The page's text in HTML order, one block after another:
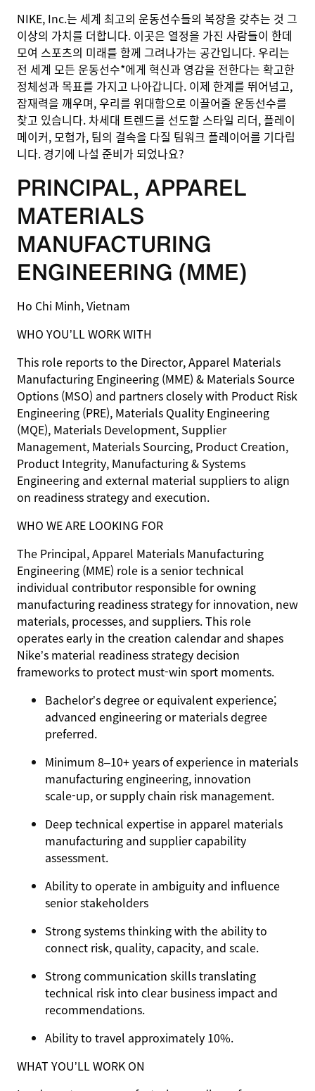
NIKE, Inc.는 세계 최고의 운동선수들의 복장을 갖추는 것 그
이상의 가치를 더합니다. 이곳은 열정을 가진 사람들이 한데
모여 스포츠의 미래를 함께 그려나가는 공간입니다. 우리는
전 세계 모든 운동선수*에게 혁신과 영감을 전한다는 확고한
정체성과 목표를 가지고 나아갑니다. 이제 한계를 뛰어넘고,
잠재력을 깨우며, 우리를 위대함으로 이끌어줄 운동선수를
찾고 있습니다. 차세대 트렌드를 선도할 스타일 리더, 플레이
메이커, 모험가, 팀의 결속을 다질 팀워크 플레이어를 기다립
니다. 경기에 나설 준비가 되었나요?
PRINCIPAL, APPAREL
MATERIALS
MANUFACTURING
ENGINEERING (MME)
Ho Chi Minh, Vietnam
WHO YOU’LL WORK WITH
This role reports to the Director, Apparel Materials
Manufacturing Engineering (MME) & Materials Source
Options (MSO) and partners closely with Product Risk
Engineering (PRE), Materials Quality Engineering
(MQE), Materials Development, Supplier
Management, Materials Sourcing, Product Creation,
Product Integrity, Manufacturing & Systems
Engineering and external material suppliers to align
on readiness strategy and execution.
WHO WE ARE LOOKING FOR
The Principal, Apparel Materials Manufacturing
Engineering (MME) role is a senior technical
individual contributor responsible for owning
manufacturing readiness strategy for innovation, new
materials, processes, and suppliers. This role
operates early in the creation calendar and shapes
Nike’s material readiness strategy decision
frameworks to protect must‑win sport moments.
Bachelor’s degree or equivalent experience;
advanced engineering or materials degree
preferred.
Minimum 8–10+ years of experience in materials
manufacturing engineering, innovation
scale‑up, or supply chain risk management.
Deep technical expertise in apparel materials
manufacturing and supplier capability
assessment.
Ability to operate in ambiguity and influence
senior stakeholders
Strong systems thinking with the ability to
connect risk, quality, capacity, and scale.
Strong communication skills translating
technical risk into clear business impact and
recommendations.
Ability to travel approximately 10%.
WHAT YOU’LL WORK ON